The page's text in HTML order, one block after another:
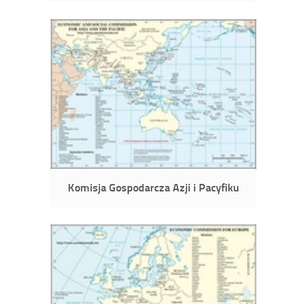
Komisja Gospodarcza Azji i Pacyfiku